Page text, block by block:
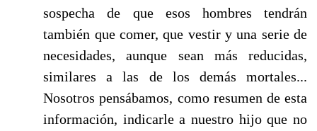
sospecha de que esos hombres ten­drán
también que comer, que vestir y una serie de
necesidades, aunque sean más reducidas,
similares a las de los demás mortales...
Nosotros pen­sábamos, como resumen de esta
información, indicarle a nuestro hijo que no